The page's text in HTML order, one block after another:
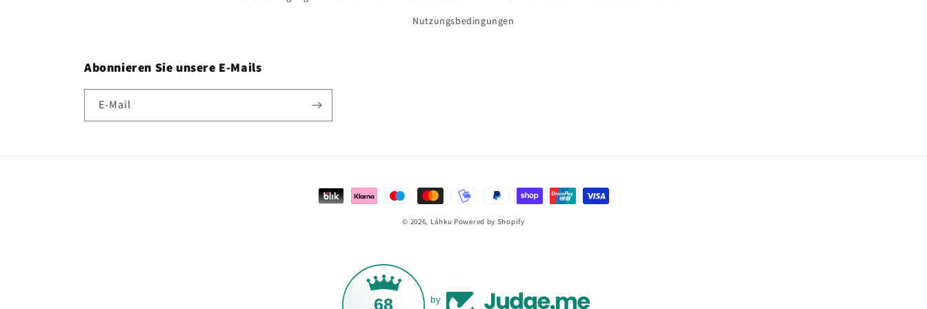
Nutzungsbedingungen
Abonnieren Sie unsere E-Mails
E-Mail
Zahlungsmethoden
© 2026, Láhku Powered by Shopify
68 by